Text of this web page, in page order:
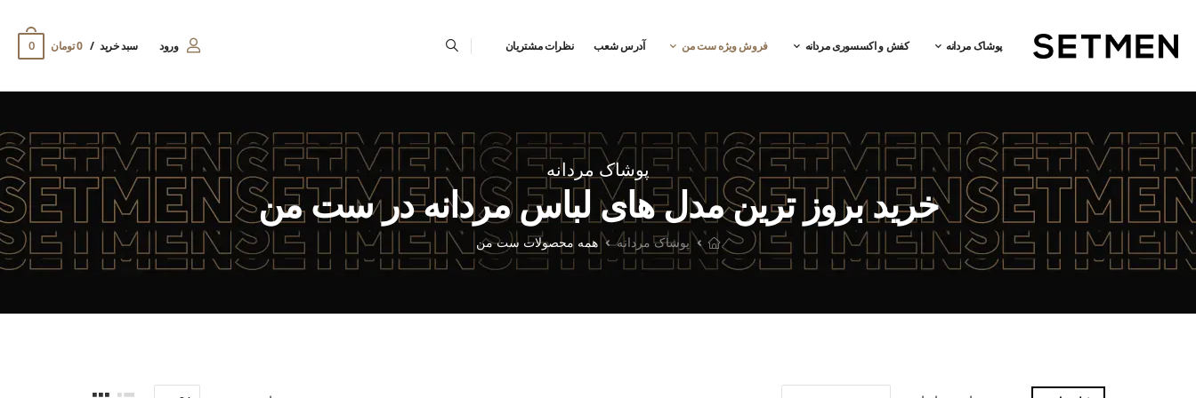
پوشاک مردانه کفش و اکسسوری مردانه فروش ویژه ست من آدرس شعب نظرات مشتریان ورود سبد خرید 0 تومان 0
پوشاک مردانه
خرید بروز ترین مدل های لباس مردانه در ست من
پوشاک مردانه همه محصولات ست من